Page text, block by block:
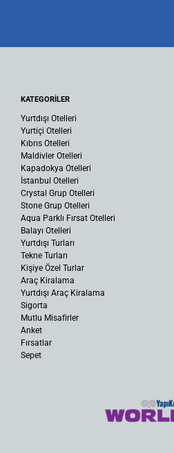
KATEGORİLER
Yurtdışı Otelleri
Yurtiçi Otelleri
Kıbrıs Otelleri
Maldivler Otelleri
Kapadokya Otelleri
İstanbul Otelleri
Crystal Grup Otelleri
Stone Grup Otelleri
Aqua Parklı Fırsat Otelleri
Balayı Otelleri
Yurtdışı Turları
Tekne Turları
Kişiye Özel Turlar
Araç Kiralama
Yurtdışı Araç Kiralama
Sigorta
Mutlu Misafirler
Anket
Fırsatlar
Sepet